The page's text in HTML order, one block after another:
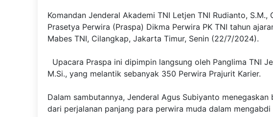
Komandan Jenderal Akademi TNI Letjen TNI Rudianto, S.M.,
Prasetya Perwira (Praspa) Dikma Perwira PK TNI tahun
Mabes TNI, Cilangkap, Jakarta Timur, Senin (22/7/2024).
Upacara Praspa ini dipimpin langsung oleh Panglima TNI
M.Si., yang melantik sebanyak 350 Perwira Prajurit Karier.
Dalam sambutannya, Jenderal Agus Subiyanto
dari perjalanan panjang para perwira muda dalam